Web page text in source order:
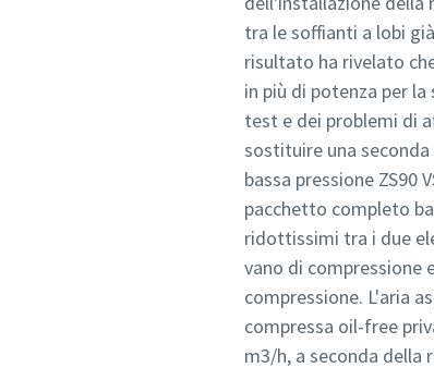
tra le soffianti a lobi
risultato ha rivelato
in più di potenza per
test e dei problemi di
sostituire una
bassa pressione ZS90
pacchetto completo
ridottissimi tra i due
vano di compressione
compressione. L'aria
compressa oil-free
m3/h, a seconda della